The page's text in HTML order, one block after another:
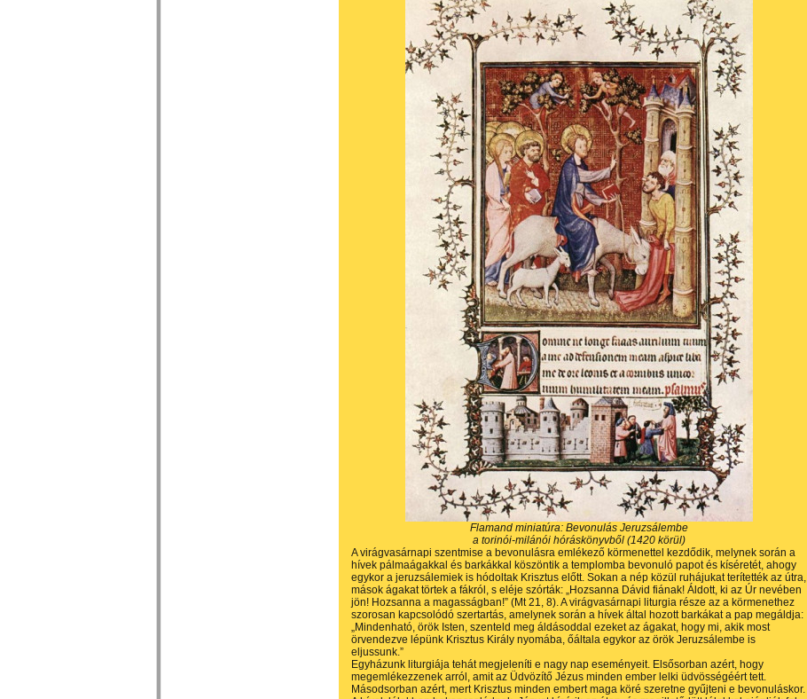
Flamand miniatúra: Bevonulás Jeruzsálembe
a torinói-milánói hóráskönyvből (1420 körül)
A virágvasárnapi szentmise a bevonulásra emlékező körmenettel kezdődik, melynek során a
hívek pálmaágakkal és barkákkal köszöntik a templomba bevonuló papot és kíséretét, ahogy
egykor a jeruzsálemiek is hódoltak Krisztus előtt. Sokan a nép közül ruhájukat terítették az útra,
mások ágakat törtek a fákról, s eléje szórták: „Hozsanna Dávid fiának! Áldott, ki az Úr nevében
jön! Hozsanna a magasságban!” (Mt 21, 8). A virágvasárnapi liturgia része az a körmenethez
szorosan kapcsolódó szertartás, amelynek során a hívek által hozott barkákat a pap megáldja:
„Mindenható, örök Isten, szenteld meg áldásoddal ezeket az ágakat, hogy mi, akik most
örvendezve lépünk Krisztus Király nyomába, őáltala egykor az örök Jeruzsálembe is
eljussunk.”
Egyházunk liturgiája tehát megjeleníti e nagy nap eseményeit. Elsősorban azért, hogy
megemlékezzenek arról, amit az Üdvözítő Jézus minden ember lelki üdvösségéért tett.
Másodsorban azért, mert Krisztus minden embert maga köré szeretne gyűjteni e bevonuláskor.